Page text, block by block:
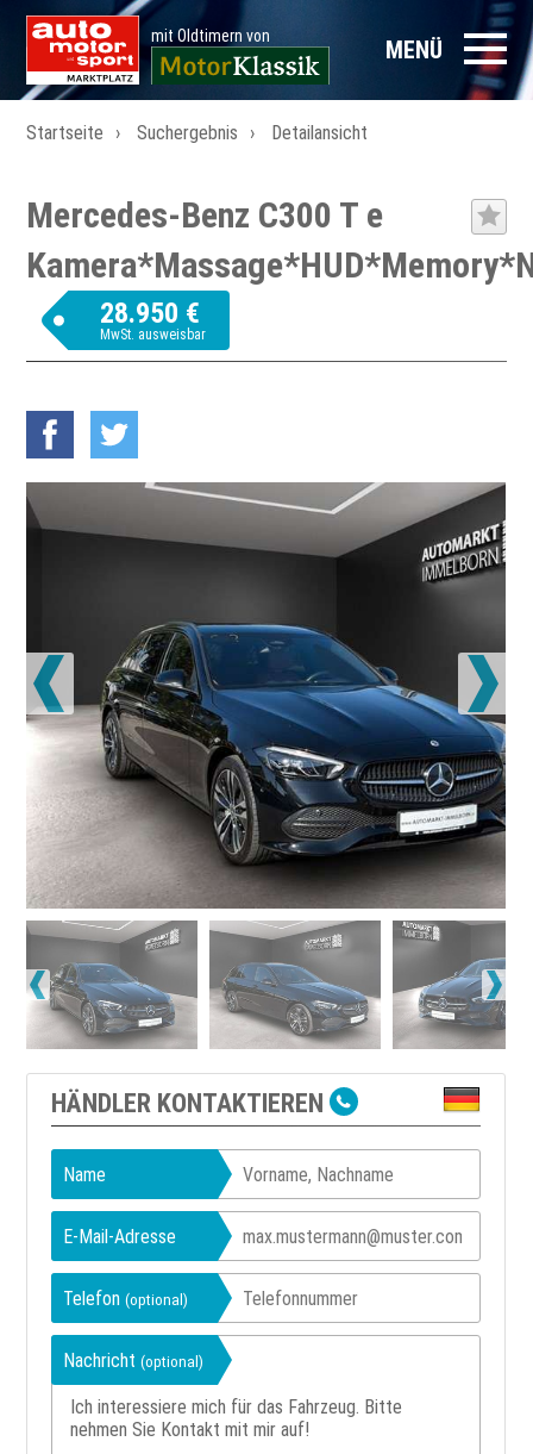
mit Oldtimern von MENÜ
Startseite Suchergebnis Detailansicht
Mercedes-Benz C300 T e
28.950 €
MwSt. ausweisbar
HÄNDLER KONTAKTIEREN
Name
E-Mail-Adresse
Telefon(optional)
Nachricht(optional)